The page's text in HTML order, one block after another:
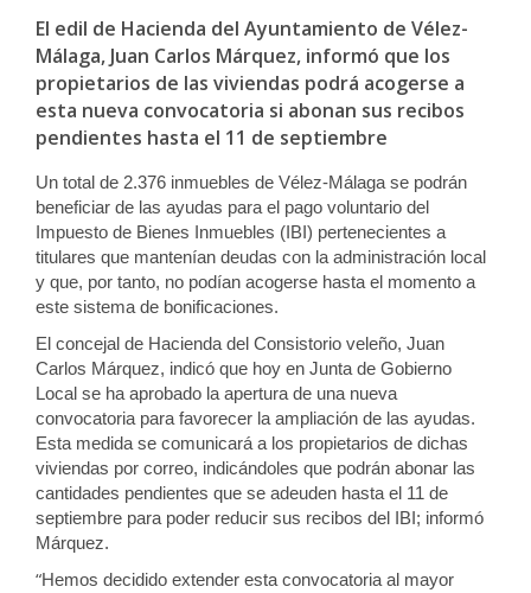
El edil de Hacienda del Ayuntamiento de Vélez-
Málaga, Juan Carlos Márquez, informó que los
propietarios de las viviendas podrá acogerse a
esta nueva convocatoria si abonan sus recibos
pendientes hasta el 11 de septiembre
Un total de 2.376 inmuebles de Vélez-Málaga se podrán
beneficiar de las ayudas para el pago voluntario del
Impuesto de Bienes Inmuebles (IBI) pertenecientes a
titulares que mantenían deudas con la administración local
y que, por tanto, no podían acogerse hasta el momento a
este sistema de bonificaciones.
El concejal de Hacienda del Consistorio veleño, Juan
Carlos Márquez, indicó que hoy en Junta de Gobierno
Local se ha aprobado la apertura de una nueva
convocatoria para favorecer la ampliación de las ayudas.
Esta medida se comunicará a los propietarios de dichas
viviendas por correo, indicándoles que podrán abonar las
cantidades pendientes que se adeuden hasta el 11 de
septiembre para poder reducir sus recibos del IBI; informó
Márquez.
“Hemos decidido extender esta convocatoria al mayor